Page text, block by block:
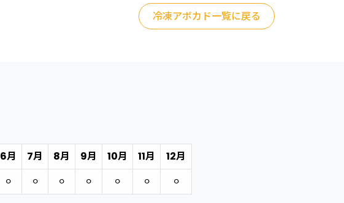
冷凍アボカド一覧に戻る
6月 7月 8月 9月 10月 11月
12月
⚪︎ ⚪︎ ⚪︎ ⚪︎ ⚪︎ ⚪︎ ⚪︎